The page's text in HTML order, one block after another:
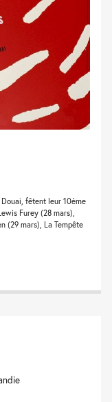
fêtent leur 10ème
Furey (28 mars),
(29 mars), La Tempête